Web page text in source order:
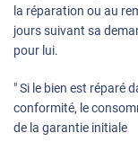
la réparation ou au
jours suivant sa
pour lui.
" Si le bien est réparé
conformité, le
de la garantie initiale